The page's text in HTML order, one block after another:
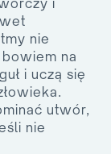
nie
na
i uczą się
utwór,
nie